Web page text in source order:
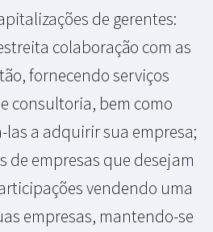
de gerentes:
colaboração com as
fornecendo serviços
consultoria, bem como
a adquirir sua empresa;
de empresas que desejam
vendendo uma
empresas, mantendo-se